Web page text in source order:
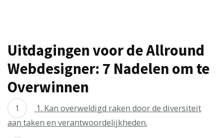
Uitdagingen voor de Allround
Webdesigner: 7 Nadelen om te
Overwinnen
1. Kan overweldigd raken door de diversiteit
aan taken en verantwoordelijkheden.